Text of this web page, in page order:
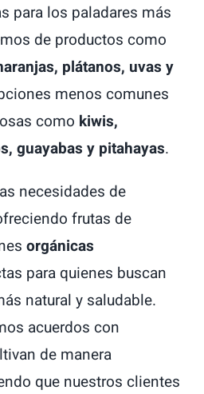
para los paladares más
de productos como
plátanos, uvas y
menos comunes
como kiwis,
guayabas y pitahayas.
necesidades de
frutas de
orgánicas
para quienes buscan
natural y saludable.
acuerdos con
de manera
que nuestros clientes